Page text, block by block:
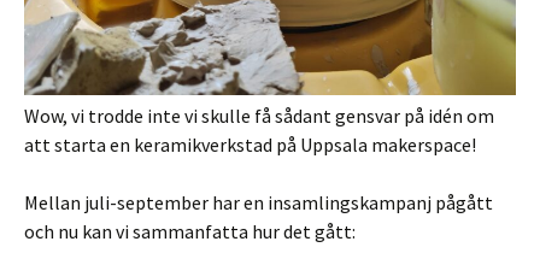
Wow, vi trodde inte vi skulle få sådant gensvar på idén om
att starta en keramikverkstad på Uppsala makerspace!
Mellan juli-september har en insamlingskampanj pågått
och nu kan vi sammanfatta hur det gått: